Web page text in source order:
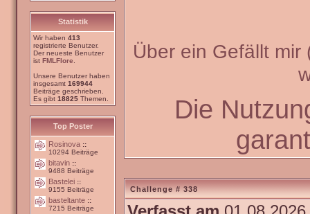
Statistik
Wir haben 413
registrierte Benutzer.
Der neueste Benutzer
ist FMLFlore
Unsere Benutzer haben
insgesamt 169944
Beiträge geschrieben.
Es gibt 18825 Themen.
Top Poster
Rosinova ::
10294 Beiträge
bitavin ::
9488 Beiträge
Bastelei ::
9155 Beiträge
basteltante ::
7215 Beiträge
Über ein Gefällt
Die
Challenge # 338